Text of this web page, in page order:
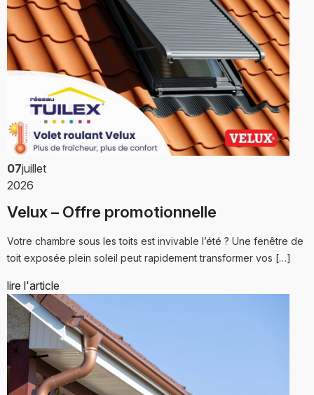
07juillet
2026
Velux – Offre promotionnelle
Votre chambre sous les toits est invivable l’été ? Une fenêtre de
toit exposée plein soleil peut rapidement transformer vos […]
lire l'article